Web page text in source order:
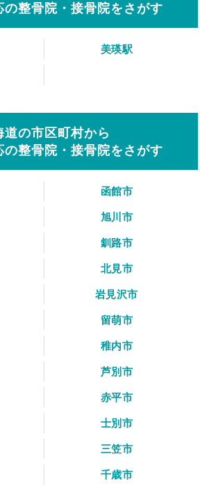
の整骨院・接骨院をさがす
美瑛駅
道の市区町村から
の整骨院・接骨院をさがす
函館市
旭川市
釧路市
北見市
岩見沢市
留萌市
稚内市
芦別市
赤平市
士別市
三笠市
千歳市